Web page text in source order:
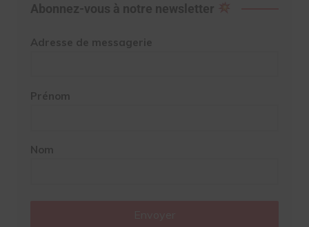
Abonnez-vous à notre newsletter
Adresse de messagerie
Prénom
Nom